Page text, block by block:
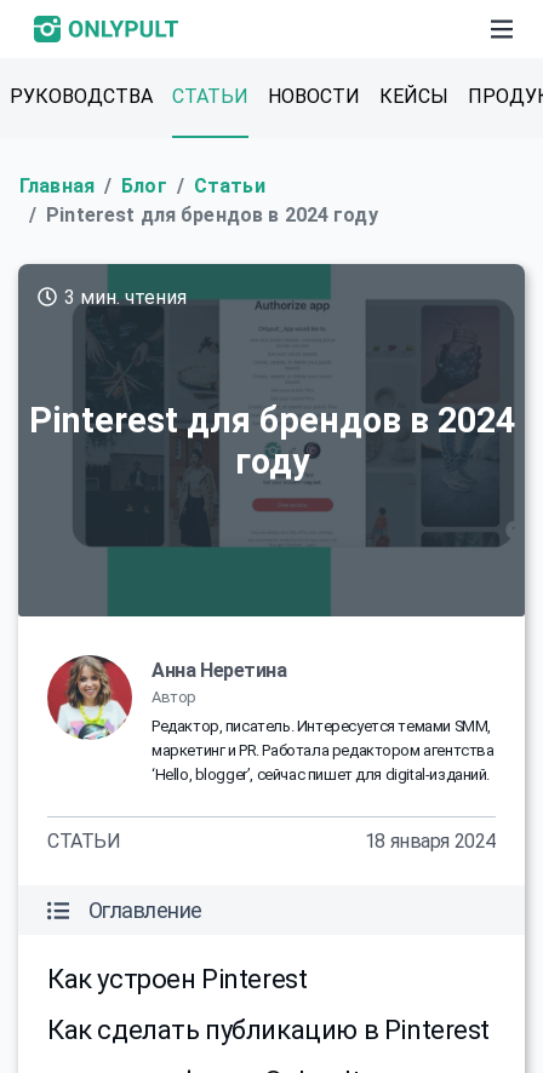
РУКОВОДСТВА СТАТЬИ НОВОСТИ КЕЙСЫ
Главная Блог
Статьи
Pinterest для брендов в 2024 году
Pinterest для брендов в 2024
году
3 мин. чтения
Анна Неретина
Автор
Редактор, писатель. Интересуется темами SMM,
маркетинг и PR. Работала редактором агентства
‘Hello, blogger’, сейчас пишет для digital-изданий.
СТАТЬИ 18 января 2024
Оглавление
Как устроен Pinterest
Как сделать публикацию в Pinterest